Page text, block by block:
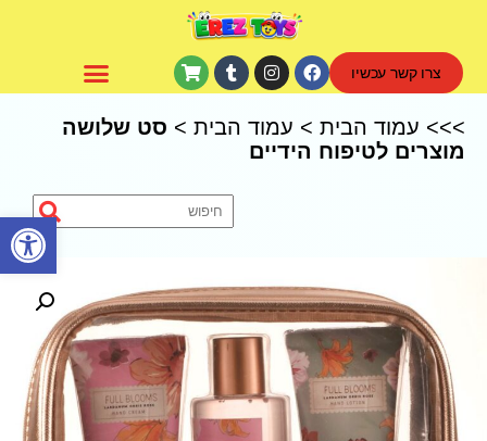
פתח סרגל נגישות
צרו קשר עכשיו
>>> עמוד הבית > עמוד הבית > סט שלושה
מוצרים לטיפוח הידיים